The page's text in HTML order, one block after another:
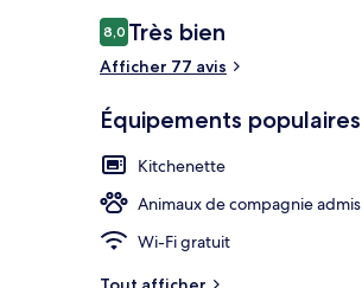
Avis
voyageurs
8,08,0 sur 10
Très bien
Afficher 77 avis
Équipements populaires
Kitchenette
Animaux de compagnie admis
Wi-Fi gratuit